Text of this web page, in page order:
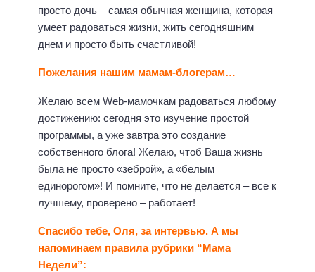
просто дочь – самая обычная женщина, которая
умеет радоваться жизни, жить сегодняшним
днем и просто быть счастливой!
Пожелания нашим мамам-блогерам…
Желаю всем Web-мамочкам радоваться любому
достижению: сегодня это изучение простой
программы, а уже завтра это создание
собственного блога! Желаю, чтоб Ваша жизнь
была не просто «зеброй», а «белым
единорогом»! И помните, что не делается – все к
лучшему, проверено – работает!
Спасибо тебе, Оля, за интервью. А мы
напоминаем правила рубрики “Мама
Недели”: